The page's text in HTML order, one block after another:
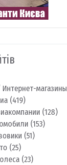
Интернет-магазины
(419)
(128)
(153)
(51)
(25)
(23)